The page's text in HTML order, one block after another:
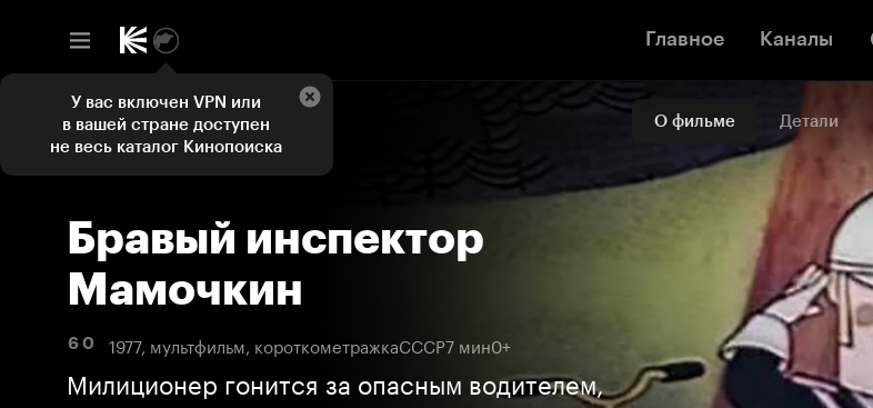
Главное Каналы
О фильме Детали
Бравый инспектор
Мамочкин
6 0 1977, мультфильм, короткометражкаСССР7 мин0+
Милиционер гонится за опасным водителем,
У вас включен VPN или
в вашей стране доступен
не весь каталог Кинопоиска